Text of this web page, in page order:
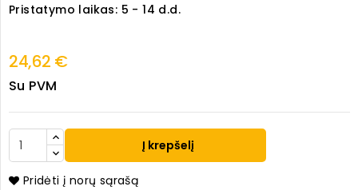
Pristatymo laikas: 5 - 14 d.d.
24,62 €
Su PVM
Į krepšelį
Pridėti į norų sąrašą